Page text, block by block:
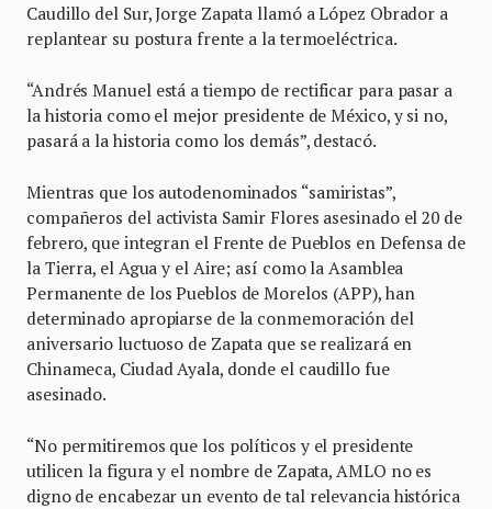
Caudillo del Sur, Jorge Zapata llamó a López Obrador a
replantear su postura frente a la termoeléctrica.
“Andrés Manuel está a tiempo de rectificar para pasar a
la historia como el mejor presidente de México, y si no,
pasará a la historia como los demás”, destacó.
Mientras que los autodenominados “samiristas”,
compañeros del activista Samir Flores asesinado el 20 de
febrero, que integran el Frente de Pueblos en Defensa de
la Tierra, el Agua y el Aire; así como la Asamblea
Permanente de los Pueblos de Morelos (APP), han
determinado apropiarse de la conmemoración del
aniversario luctuoso de Zapata que se realizará en
Chinameca, Ciudad Ayala, donde el caudillo fue
asesinado.
“No permitiremos que los políticos y el presidente
utilicen la figura y el nombre de Zapata, AMLO no es
digno de encabezar un evento de tal relevancia histórica